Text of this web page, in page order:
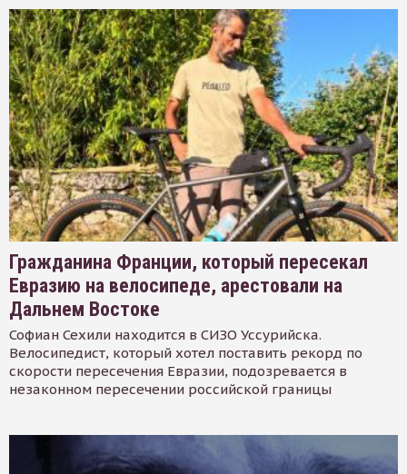
Гражданина Франции, который пересекал
Евразию на велосипеде, арестовали на
Дальнем Востоке
Софиан Сехили находится в СИЗО Уссурийска.
Велосипедист, который хотел поставить рекорд по
скорости пересечения Евразии, подозревается в
незаконном пересечении российской границы